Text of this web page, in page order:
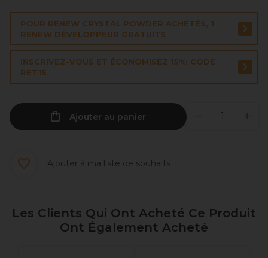
POUR RENEW CRYSTAL POWDER ACHETÉS, 1
RENEW DÉVELOPPEUR GRATUITS
INSCRIVEZ-VOUS ET ÉCONOMISEZ 15%: CODE
RET15
Ajouter au panier
Ajouter à ma liste de souhaits
Les Clients Qui Ont Acheté Ce Produit
Ont Également Acheté